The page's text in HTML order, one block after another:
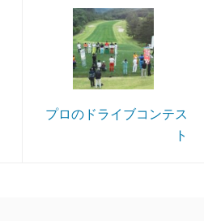
プロのドライブコンテス
ト